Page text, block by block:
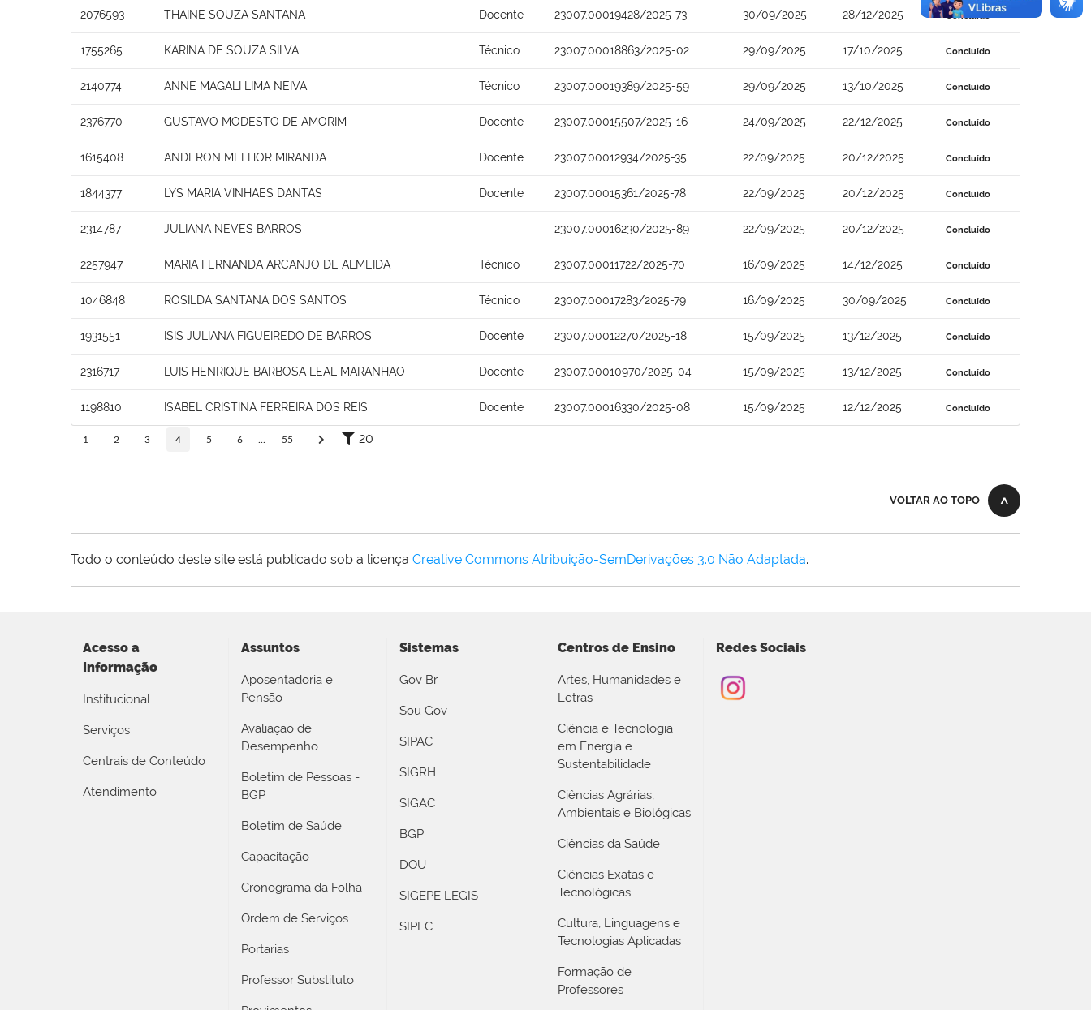
2076593 THAINE SOUZA SANTANA Docente 23007.00019428/2025-73 30/09/2025 28/12/2025 Concluído
1755265 KARINA DE SOUZA SILVA Técnico 23007.00018863/2025-02 29/09/2025 17/10/2025 Concluído
2140774 ANNE MAGALI LIMA NEIVA Técnico 23007.00019389/2025-59 29/09/2025 13/10/2025 Concluído
2376770 GUSTAVO MODESTO DE AMORIM Docente 23007.00015507/2025-16 24/09/2025 22/12/2025 Concluído
1615408 ANDERON MELHOR MIRANDA Docente 23007.00012934/2025-35 22/09/2025 20/12/2025 Concluído
1844377 LYS MARIA VINHAES DANTAS Docente 23007.00015361/2025-78 22/09/2025 20/12/2025 Concluído
2314787 JULIANA NEVES BARROS 23007.00016230/2025-89 22/09/2025 20/12/2025 Concluído
2257947 MARIA FERNANDA ARCANJO DE ALMEIDA Técnico 23007.00011722/2025-70 16/09/2025 14/12/2025 Concluído
1046848 ROSILDA SANTANA DOS SANTOS Técnico 23007.00017283/2025-79 16/09/2025 30/09/2025 Concluído
1931551 ISIS JULIANA FIGUEIREDO DE BARROS Docente 23007.00012270/2025-18 15/09/2025 13/12/2025 Concluído
2316717 LUIS HENRIQUE BARBOSA LEAL MARANHAO Docente 23007.00010970/2025-04 15/09/2025 13/12/2025 Concluído
1198810 ISABEL CRISTINA FERREIRA DOS REIS Docente 23007.00016330/2025-08 15/09/2025 12/12/2025 Concluído
1 2 3 4 5 6 55 20
VOLTAR AO TOPO
Todo o conteúdo deste site está publicado sob a licença Creative Commons Atribuição-SemDerivações 3.0 Não Adaptada.
Acesso a
Informação
Institucional
Serviços
Centrais de Conteúdo
Atendimento
Assuntos
Aposentadoria e
Pensão
Avaliação de
Desempenho
Boletim de Pessoas -
BGP
Boletim de Saúde
Capacitação
Cronograma da Folha
Ordem de Serviços
Portarias
Professor Substituto
Sistemas
Gov Br
Sou Gov
SIPAC
SIGRH
SIGAC
BGP
DOU
SIGEPE LEGIS
SIPEC
Centros de Ensino
Artes, Humanidades e
Letras
Ciência e Tecnologia
em Energia e
Sustentabilidade
Ciências Agrárias,
Ambientais e Biológicas
Ciências da Saúde
Ciências Exatas e
Tecnológicas
Cultura, Linguagens e
Tecnologias Aplicadas
Formação de
Professores
Redes Sociais